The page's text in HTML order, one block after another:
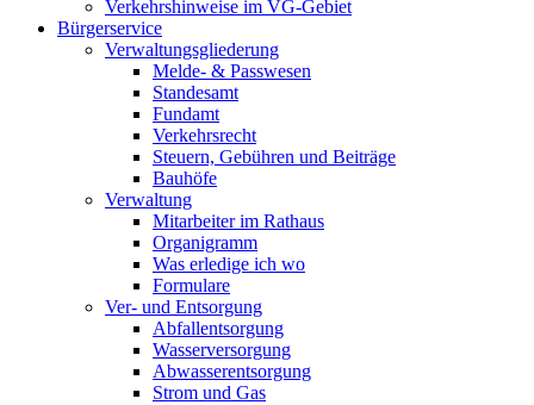
Verkehrshinweise im VG-Gebiet
Bürgerservice
Verwaltungsgliederung
Melde- & Passwesen
Standesamt
Fundamt
Verkehrsrecht
Steuern, Gebühren und Beiträge
Bauhöfe
Verwaltung
Mitarbeiter im Rathaus
Organigramm
Was erledige ich wo
Formulare
Ver- und Entsorgung
Abfallentsorgung
Wasserversorgung
Abwasserentsorgung
Strom und Gas